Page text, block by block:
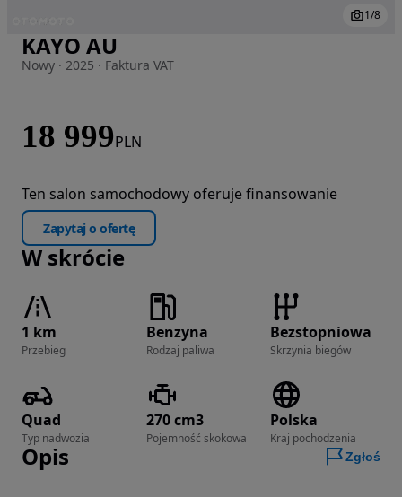
Zdjęcie 1 z 8
1/8
KAYO AU
Nowy · 2025 · Faktura VAT
18 999PLN
Ten salon samochodowy oferuje finansowanie
Zapytaj o ofertę
W skrócie
1 km
Przebieg
Benzyna
Rodzaj paliwa
Bezstopniowa
Skrzynia biegów
Quad
Typ nadwozia
270 cm3
Pojemność skokowa
Polska
Kraj pochodzenia
Opis Zgłoś